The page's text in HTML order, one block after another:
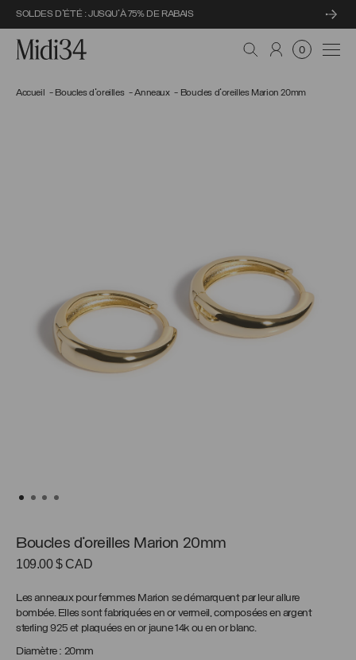
SOLDES D'ÉTÉ : JUSQU'À 75% DE RABAIS
0
Accueil Boucles d'oreilles Anneaux Boucles d'oreilles Marion 20mm
Boucles d’oreilles Marion 20mm
109.00$ CAD
Les anneaux pour femmes Marion se démarquent par leur allure
bombée. Elles sont fabriquées en or vermeil, composées en argent
sterling 925 et plaquées en or jaune 14k ou en or blanc.
Diamètre : 20mm